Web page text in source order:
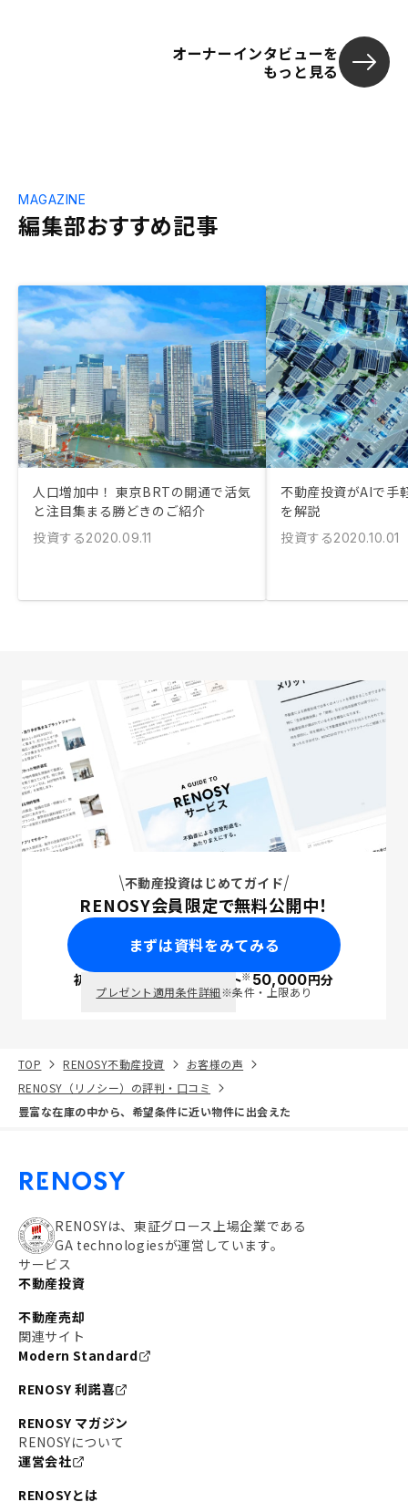
オーナーインタビューを
もっと見る
編集部おすすめ記事
MAGAZINE
人口増加中！ 東京BRTの開通で活気
と注目集まる勝どきのご紹介
投資する2020.09.11
不動産投資がAIで手
を解説
投資する2020.10.01
不動産投資はじめてガイド
RENOSY会員限定で無料公開中！
まずは資料をみてみる
初回面談で ポイント※50,000円分
プレゼント適用条件詳細※条件・上限あり
TOP RENOSY不動産投資
お客様の声
RENOSY（リノシー）の評判・口コミ
豊富な在庫の中から、希望条件に近い物件に出会えた
RENOSYは、東証グロース上場企業である
GA technologiesが運営しています。
サービス
不動産投資
不動産売却
関連サイト
Modern Standard
RENOSY 利諾喜
RENOSY マガジン
RENOSYについて
運営会社
RENOSYとは